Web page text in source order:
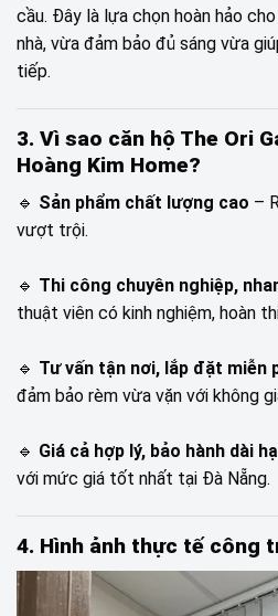
cầu. Đây là lựa chọn hoàn hảo
nhà, vừa đảm bảo đủ sáng vừa
tiếp.
3. Vì sao căn hộ The Ori
Hoàng Kim Home?
🔹 Sản phẩm chất lượng cao –
vượt trội.
🔹 Thi công chuyên nghiệp,
thuật viên có kinh nghiệm, hoàn
🔹 Tư vấn tận nơi, lắp đặt miễn
đảm bảo rèm vừa vặn với không
🔹 Giá cả hợp lý, bảo hành dài
với mức giá tốt nhất tại Đà Nẵng.
4. Hình ảnh thực tế công